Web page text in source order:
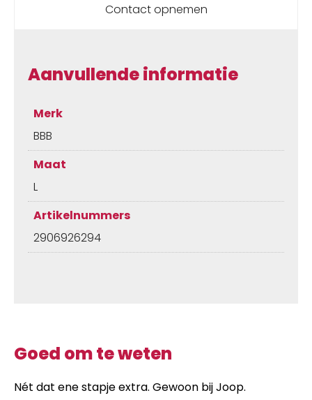
Contact opnemen
Aanvullende informatie
Merk
BBB
Maat
L
Artikelnummers
2906926294
Goed om te weten
Nét dat ene stapje extra. Gewoon bij Joop.